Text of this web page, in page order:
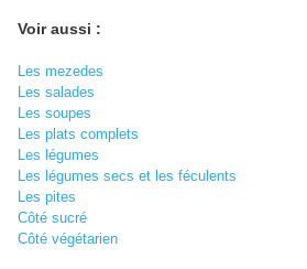
Voir aussi :
Les mezedes
Les salades
Les soupes
Les plats complets
Les légumes
Les légumes secs et les féculents
Les pites
Côté sucré
Côté végétarien